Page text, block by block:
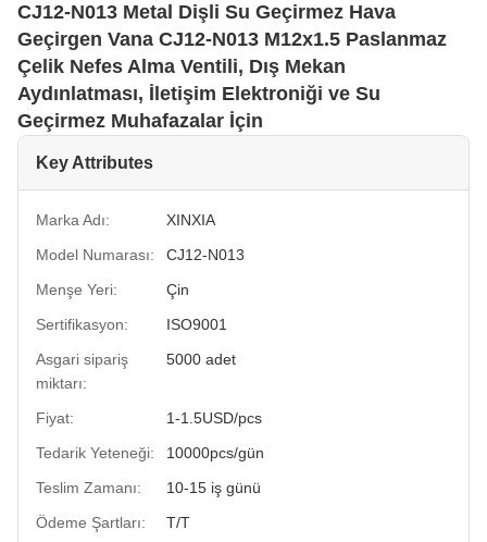
CJ12-N013 Metal Dişli Su Geçirmez Hava
Geçirgen Vana CJ12-N013 M12x1.5 Paslanmaz
Çelik Nefes Alma Ventili, Dış Mekan
Aydınlatması, İletişim Elektroniği ve Su
Geçirmez Muhafazalar İçin
Key Attributes
Marka Adı:
XINXIA
Model Numarası:
CJ12-N013
Menşe Yeri:
Çin
Sertifikasyon:
ISO9001
Asgari sipariş
miktarı:
5000 adet
Fiyat:
1-1.5USD/pcs
Tedarik Yeteneği:
10000pcs/gün
Teslim Zamanı:
10-15 iş günü
Ödeme Şartları:
T/T